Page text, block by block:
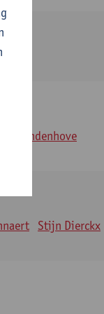
Vandenhove
Stijn Dierckx